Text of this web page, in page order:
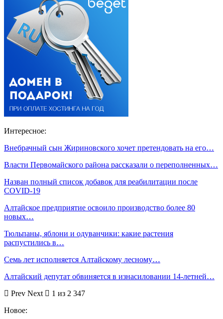
Интересное:
Внебрачный сын Жириновского хочет претендовать на его…
Власти Первомайского района рассказали о переполненных…
Назван полный список добавок для реабилитации после
COVID-19
Алтайское предприятие освоило производство более 80
новых…
Тюльпаны, яблони и одуванчики: какие растения
распустились в…
Семь лет исполняется Алтайскому лесному…
Алтайский депутат обвиняется в изнасиловании 14-летней…
Prev Next
1 из 2 347
Новое: